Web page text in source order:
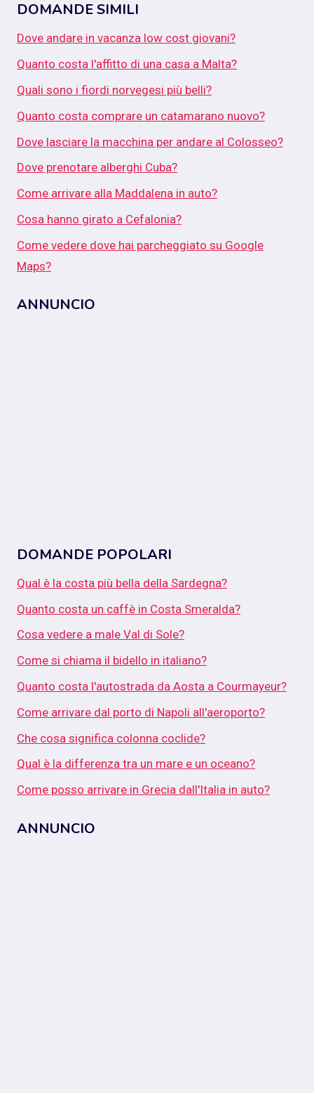
DOMANDE SIMILI
Dove andare in vacanza low cost giovani?
Quanto costa l'affitto di una casa a Malta?
Quali sono i fiordi norvegesi più belli?
Quanto costa comprare un catamarano nuovo?
Dove lasciare la macchina per andare al Colosseo?
Dove prenotare alberghi Cuba?
Come arrivare alla Maddalena in auto?
Cosa hanno girato a Cefalonia?
Come vedere dove hai parcheggiato su Google
Maps?
ANNUNCIO
DOMANDE POPOLARI
Qual è la costa più bella della Sardegna?
Quanto costa un caffè in Costa Smeralda?
Cosa vedere a male Val di Sole?
Come si chiama il bidello in italiano?
Quanto costa l'autostrada da Aosta a Courmayeur?
Come arrivare dal porto di Napoli all'aeroporto?
Che cosa significa colonna coclide?
Qual è la differenza tra un mare e un oceano?
Come posso arrivare in Grecia dall'Italia in auto?
ANNUNCIO